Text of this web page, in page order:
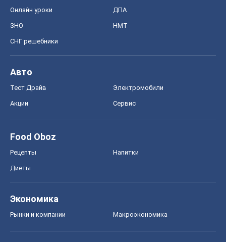
Онлайн уроки ДПА
ЗНО НМТ
СНГ решебники
Авто
Тест Драйв Электромобили
Акции Сервис
Food Oboz
Рецепты Напитки
Диеты
Экономика
Рынки и компании Mакроэкономика